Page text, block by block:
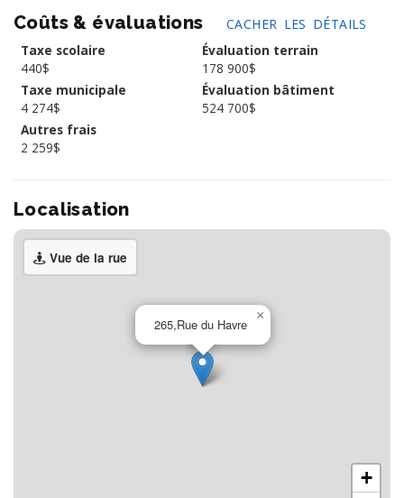
Coûts & évaluations
CACHER LES DÉTAILS
Taxe scolaire
440$
Taxe municipale
4 274$
Autres frais
2 259$
Évaluation terrain
178 900$
Évaluation bâtiment
524 700$
Localisation
Vue de la rue
265,Rue du Havre
×
+